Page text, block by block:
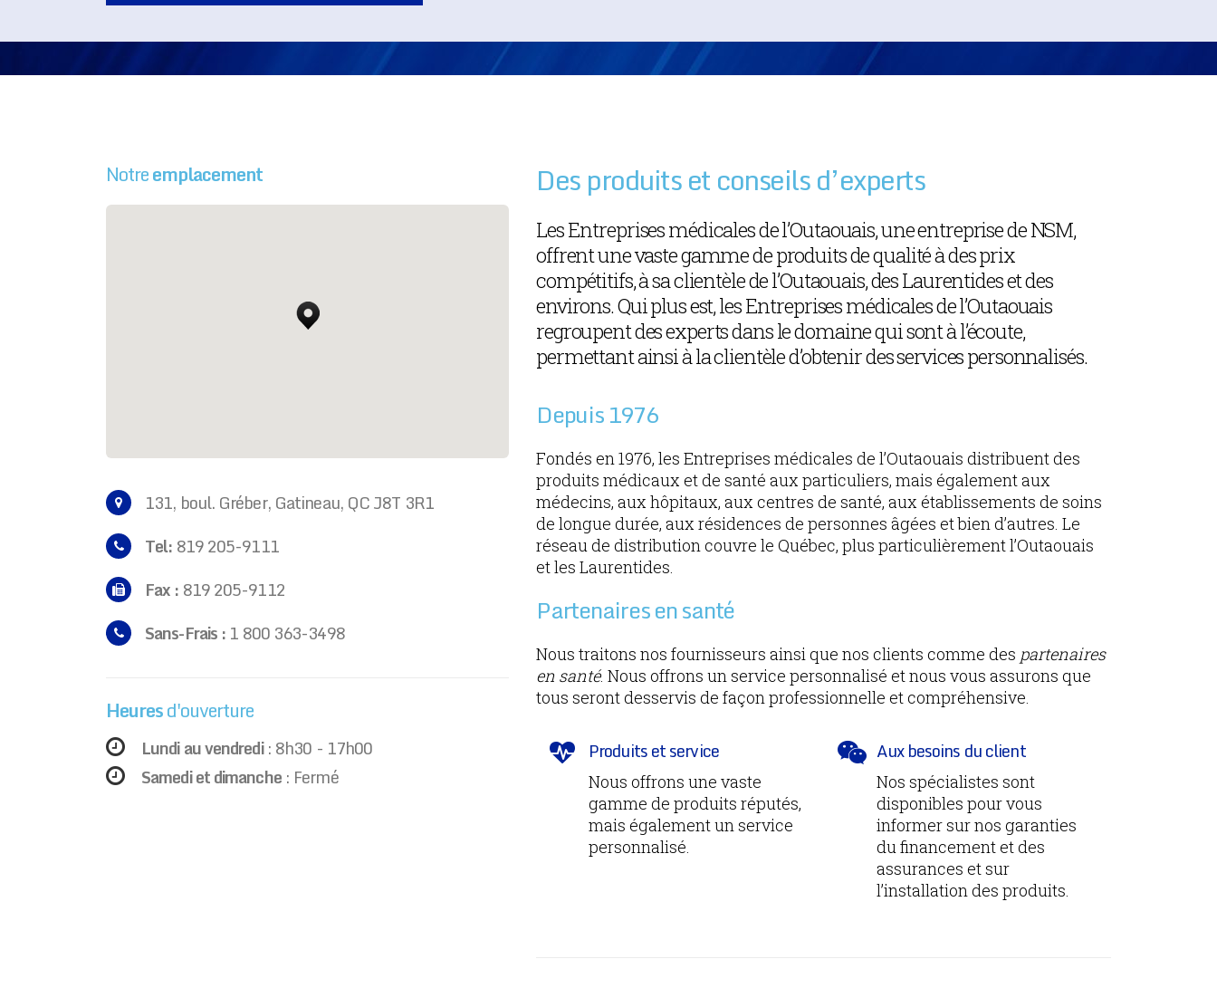
Notreemplacement
131, boul. Gréber, Gatineau, QC J8T 3R1
Tel: 819 205-9111
Fax : 819 205-9112
Sans-Frais : 1 800 363-3498
Heuresd'ouverture
Lundi au vendredi: 8h30 - 17h00
Samedi et dimanche: Fermé
Des produits et conseils d’experts
Les Entreprises médicales de l’Outaouais, une entreprise de NSM,
offrent une vaste gamme de produits de qualité à des prix
compétitifs, à sa clientèle de l’Outaouais, des Laurentides et des
environs. Qui plus est, les Entreprises médicales de l’Outaouais
regroupent des experts dans le domaine qui sont à l’écoute,
permettant ainsi à la clientèle d’obtenir des services personnalisés.
Depuis 1976
Fondés en 1976, les Entreprises médicales de l’Outaouais distribuent des
produits médicaux et de santé aux particuliers, mais également aux
médecins, aux hôpitaux, aux centres de santé, aux établissements de soins
de longue durée, aux résidences de personnes âgées et bien d’autres. Le
réseau de distribution couvre le Québec, plus particulièrement l’Outaouais
et les Laurentides.
Partenaires en santé
Nous traitons nos fournisseurs ainsi que nos clients comme des partenaires
en santé. Nous offrons un service personnalisé et nous vous assurons que
tous seront desservis de façon professionnelle et compréhensive.
Produits et service
Nous offrons une vaste
gamme de produits réputés,
mais également un service
personnalisé.
Aux besoins du client
Nos spécialistes sont
disponibles pour vous
informer sur nos garanties
du financement et des
assurances et sur
l’installation des produits.